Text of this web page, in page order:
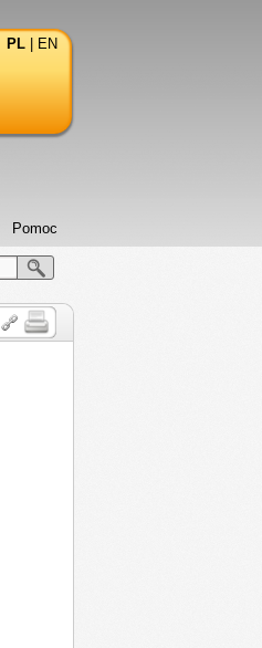
PL EN
Pomoc